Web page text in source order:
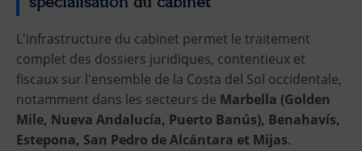
L'infrastructure du cabinet permet le traitement
complet des dossiers juridiques, contentieux et
fiscaux sur l'ensemble de la Costa del Sol occidentale,
notamment dans les secteurs de Marbella (Golden
Mile, Nueva Andalucía, Puerto Banús), Benahavís,
Estepona, San Pedro de Alcántara et Mijas.